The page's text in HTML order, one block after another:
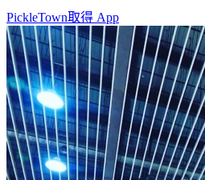
PickleTown取得 App